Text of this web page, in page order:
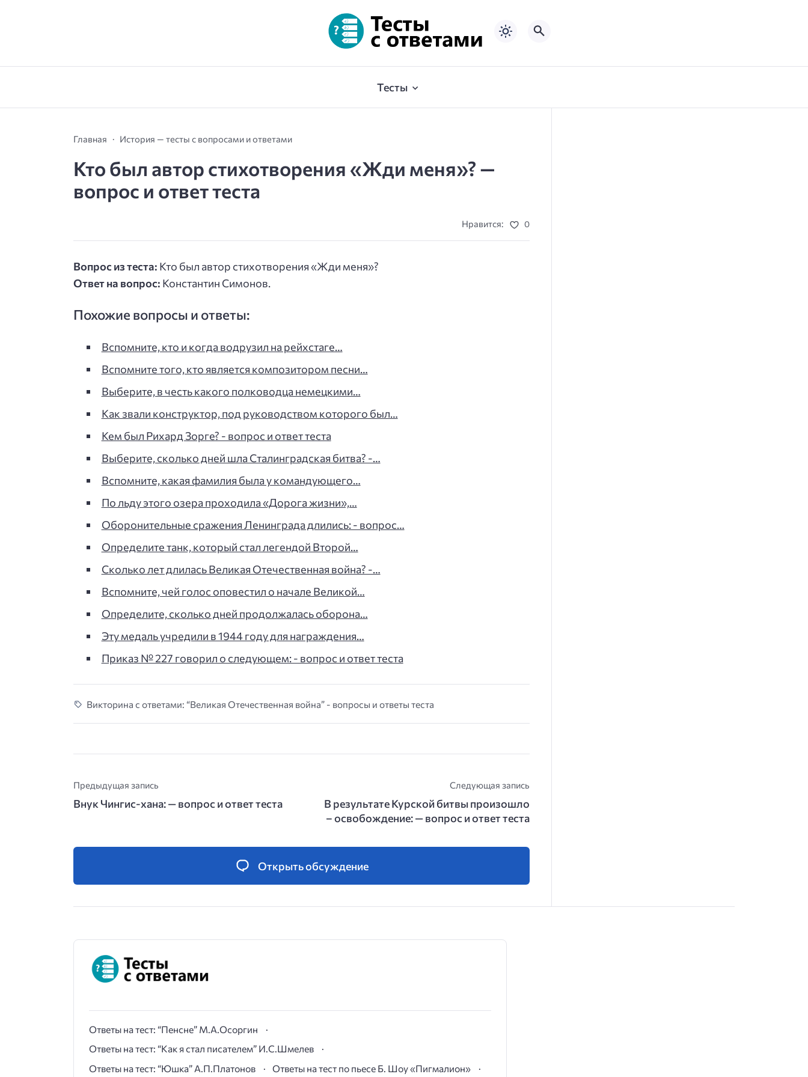
Тесты
Главная История — тесты с вопросами и ответами
Кто был автор стихотворения «Жди меня»? —
вопрос и ответ теста
Нравится: 0
Вопрос из теста: Кто был автор стихотворения «Жди меня»?
Ответ на вопрос: Константин Симонов.
Похожие вопросы и ответы:
Вспомните, кто и когда водрузил на рейхстаге…
Вспомните того, кто является композитором песни…
Выберите, в честь какого полководца немецкими…
Как звали конструктор, под руководством которого был…
Кем был Рихард Зорге? - вопрос и ответ теста
Выберите, сколько дней шла Сталинградская битва? -…
Вспомните, какая фамилия была у командующего…
По льду этого озера проходила «Дорога жизни»,…
Оборонительные сражения Ленинграда длились: - вопрос…
Определите танк, который стал легендой Второй…
Сколько лет длилась Великая Отечественная война? -…
Вспомните, чей голос оповестил о начале Великой…
Определите, сколько дней продолжалась оборона…
Эту медаль учредили в 1944 году для награждения…
Приказ № 227 говорил о следующем: - вопрос и ответ теста
Викторина с ответами: “Великая Отечественная война” - вопросы и ответы теста
Предыдущая запись
Внук Чингис-хана: — вопрос и ответ теста
Следующая запись
В результате Курской битвы произошло
– освобождение: — вопрос и ответ теста
Открыть обсуждение
Ответы на тест: “Пенсне” М.А.Осоргин
Ответы на тест: “Как я стал писателем” И.С.Шмелев
Ответы на тест: “Юшка” А.П.Платонов
Ответы на тест по пьесе Б. Шоу «Пигмалион»